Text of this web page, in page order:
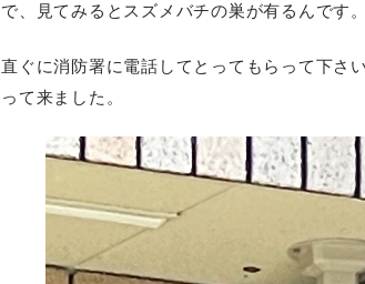
で、見てみるとスズメバチの巣が有るんです。
直ぐに消防署に電話してとってもらって下さ
って来ました。